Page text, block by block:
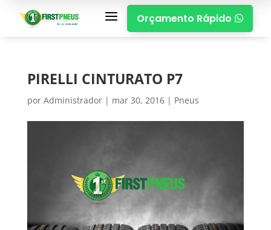
a Orçamento Rápido 
PIRELLI CINTURATO P7
por Administrador| mar 30, 2016| Pneus